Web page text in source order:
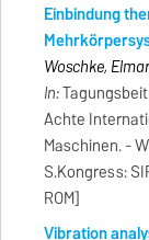
Einbindung
Woschke,
In:
Achte
Maschinen. -
S.Kongress:
ROM]
Vibration